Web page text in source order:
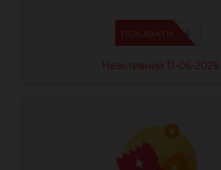
AEUA4
ПОКАЗАТИ
Неактивний 11-06-2026